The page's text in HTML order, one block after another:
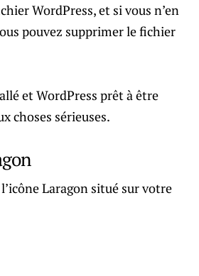
WordPress, et si vous n’en
pouvez supprimer le fichier
et WordPress prêt à être
choses sérieuses.
Laragon situé sur votre